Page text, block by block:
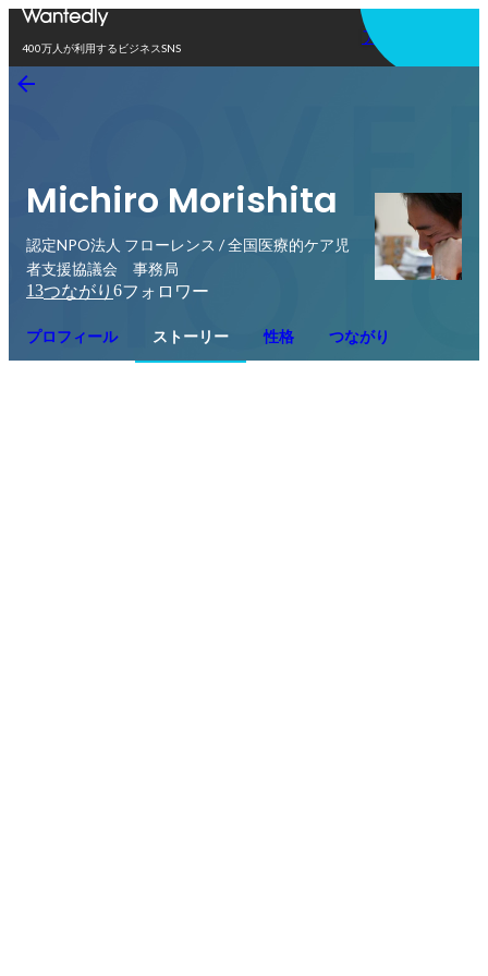
400万人が利用するビジネスSNS
アプリを使う
Michiro Morishita
認定NPO法人 フローレンス / 全国医療的ケア児
者支援協議会 事務局
13つながり 6フォロワー
プロフィール ストーリー 性格 つながり